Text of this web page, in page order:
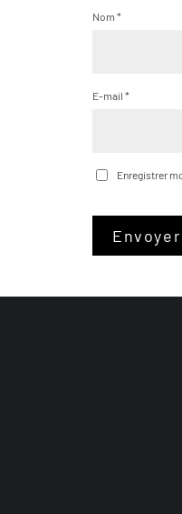
Nom *
E-mail *
Enregistrer